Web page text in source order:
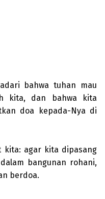
bahwa tuhan mau
kita, dan bahwa kita
doa kepada-Nya di
kita: agar kita dipasang
bangunan rohani,
berdoa.